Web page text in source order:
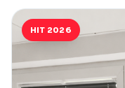
HIT 2026